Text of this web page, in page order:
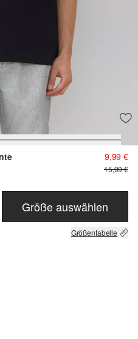
9,99 €
15,99 €
Größe auswählen
Größentabelle